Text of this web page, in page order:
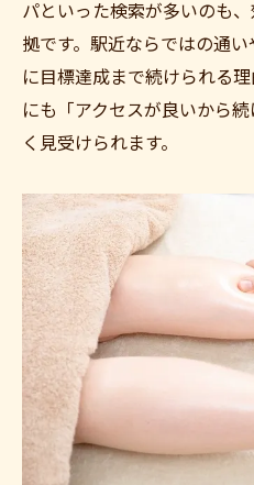
パといった検索が多いのも
拠です。駅近ならではの通
に目標達成まで続けられる
にも「アクセスが良いから
く見受けられます。